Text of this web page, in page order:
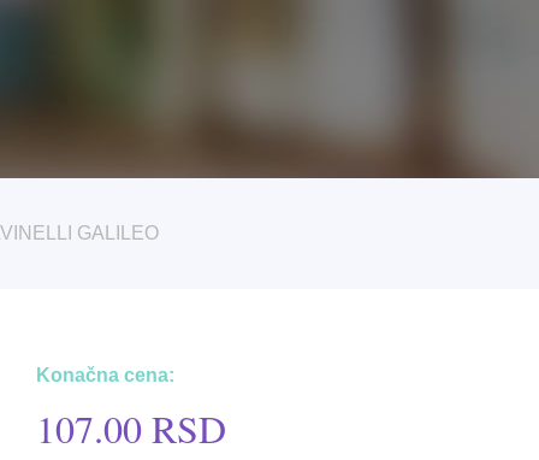
GALILEO
Konačna cena:
107.00 RSD